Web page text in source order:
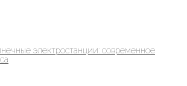
электростанции: современное